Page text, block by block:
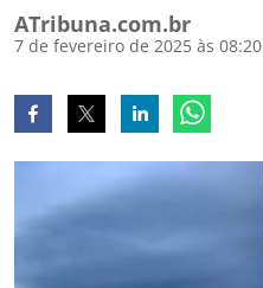
ATribuna.com.br
7 de fevereiro de 2025 às 08:20